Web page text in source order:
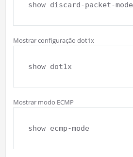
show discard-packet-mode
Mostrar configuração dot1x
show dot1x
Mostrar modo ECMP
show ecmp-mode